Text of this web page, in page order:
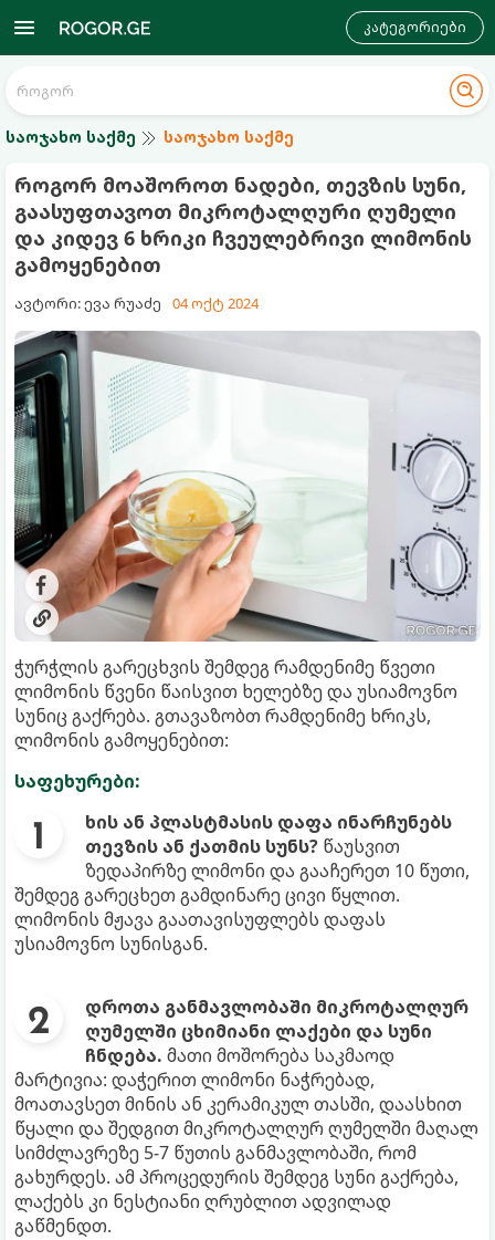
კატეგორიები
საოჯახო საქმე საოჯახო საქმე
როგორ მოაშოროთ ნადები, თევზის სუნი,
გაასუფთავოთ მიკროტალღური ღუმელი
და კიდევ 6 ხრიკი ჩვეულებრივი ლიმონის
გამოყენებით
ავტორი: ევა რუაძე 04 ოქტ 2024
ჭურჭლის გარეცხვის შემდეგ რამდენიმე წვეთი
ლიმონის წვენი წაისვით ხელებზე და უსიამოვნო
სუნიც გაქრება. გთავაზობთ რამდენიმე ხრიკს,
ლიმონის გამოყენებით:
საფეხურები:
ხის ან პლასტმასის დაფა ინარჩუნებს
თევზის ან ქათმის სუნს? წაუსვით
ზედაპირზე ლიმონი და გააჩერეთ 10 წუთი,
შემდეგ გარეცხეთ გამდინარე ცივი წყლით.
ლიმონის მჟავა გაათავისუფლებს დაფას
უსიამოვნო სუნისგან.
დროთა განმავლობაში მიკროტალღურ
ღუმელში ცხიმიანი ლაქები და სუნი
ჩნდება. მათი მოშორება საკმაოდ
მარტივია: დაჭერით ლიმონი ნაჭრებად,
მოათავსეთ მინის ან კერამიკულ თასში, დაასხით
წყალი და შედგით მიკროტალღურ ღუმელში მაღალ
სიმძლავრეზე 5-7 წუთის განმავლობაში, რომ
გახურდეს. ამ პროცედურის შემდეგ სუნი გაქრება,
ლაქებს კი ნესტიანი ღრუბლით ადვილად
გაწმენდთ.